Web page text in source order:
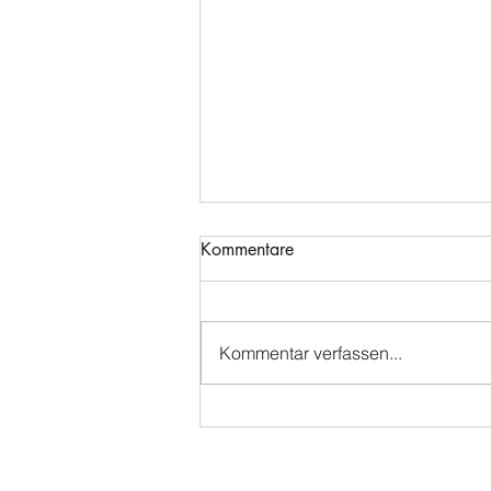
Kommentare
Kommentar verfassen...